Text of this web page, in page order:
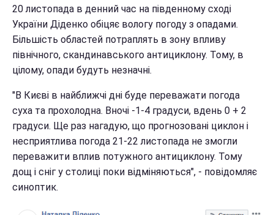
20 листопада в денний час на південному сході
України Діденко обіцяє вологу погоду з опадами.
Більшість областей потраплять в зону впливу
північного, скандинавського антициклону. Тому, в
цілому, опади будуть незначні.
"В Києві в найближчі дні буде переважати погода
суха та прохолодна. Вночі -1-4 градуси, вдень 0 + 2
градуси. Ще раз нагадую, що прогнозовані циклон і
несприятлива погода 21-22 листопада не змогли
переважити вплив потужного антициклону. Тому
дощ і сніг у столиці поки відміняються", - повідомляє
синоптик.